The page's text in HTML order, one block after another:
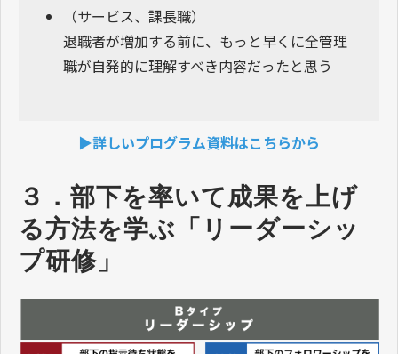
（サービス、課長職）
退職者が増加する前に、もっと早くに全管理
職が自発的に理解すべき内容だったと思う
▶詳しいプログラム資料はこちらから
３．部下を率いて成果を上げ
る方法を学ぶ「リーダーシッ
プ研修」